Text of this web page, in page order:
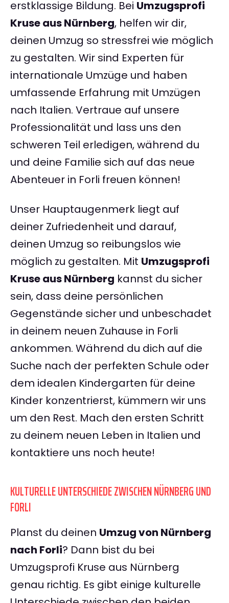
erstklassige Bildung. Bei Umzugsprofi
Kruse aus Nürnberg, helfen wir dir,
deinen Umzug so stressfrei wie möglich
zu gestalten. Wir sind Experten für
internationale Umzüge und haben
umfassende Erfahrung mit Umzügen
nach Italien. Vertraue auf unsere
Professionalität und lass uns den
schweren Teil erledigen, während du
und deine Familie sich auf das neue
Abenteuer in Forli freuen können!
Unser Hauptaugenmerk liegt auf
deiner Zufriedenheit und darauf,
deinen Umzug so reibungslos wie
möglich zu gestalten. Mit Umzugsprofi
Kruse aus Nürnberg kannst du sicher
sein, dass deine persönlichen
Gegenstände sicher und unbeschadet
in deinem neuen Zuhause in Forli
ankommen. Während du dich auf die
Suche nach der perfekten Schule oder
dem idealen Kindergarten für deine
Kinder konzentrierst, kümmern wir uns
um den Rest. Mach den ersten Schritt
zu deinem neuen Leben in Italien und
kontaktiere uns noch heute!
KULTURELLE UNTERSCHIEDE ZWISCHEN NÜRNBERG UND
FORLI
Planst du deinen Umzug von Nürnberg
nach Forli? Dann bist du bei
Umzugsprofi Kruse aus Nürnberg
genau richtig. Es gibt einige kulturelle